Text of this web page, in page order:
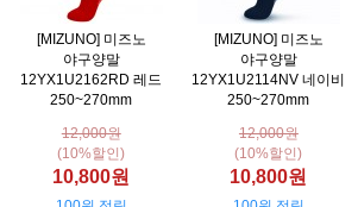
[MIZUNO] 미즈노
야구양말
12YX1U2162RD 레드
250~270mm
12,000원
(10%할인)
10,800원
[MIZUNO] 미즈노
야구양말
12YX1U2114NV 네이비
250~270mm
12,000원
(10%할인)
10,800원